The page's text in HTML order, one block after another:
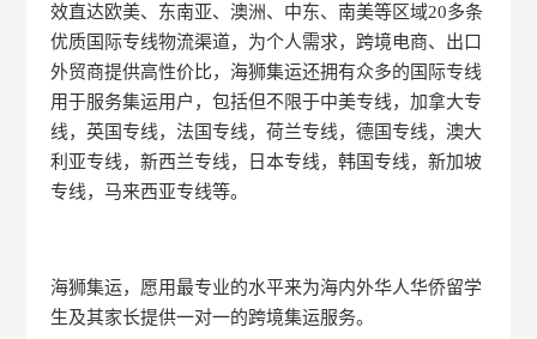
效直达欧美、东南亚、澳洲、中东、南美等区域20多条
优质国际专线物流渠道，为个人需求，跨境电商、出口
外贸商提供高性价比，海狮集运还拥有众多的国际专线
用于服务集运用户，包括但不限于中美专线，加拿大专
线，英国专线，法国专线，荷兰专线，德国专线，澳大
利亚专线，新西兰专线，日本专线，韩国专线，新加坡
专线，马来西亚专线等。
海狮集运，愿用最专业的水平来为海内外华人华侨留学
生及其家长提供一对一的跨境集运服务。